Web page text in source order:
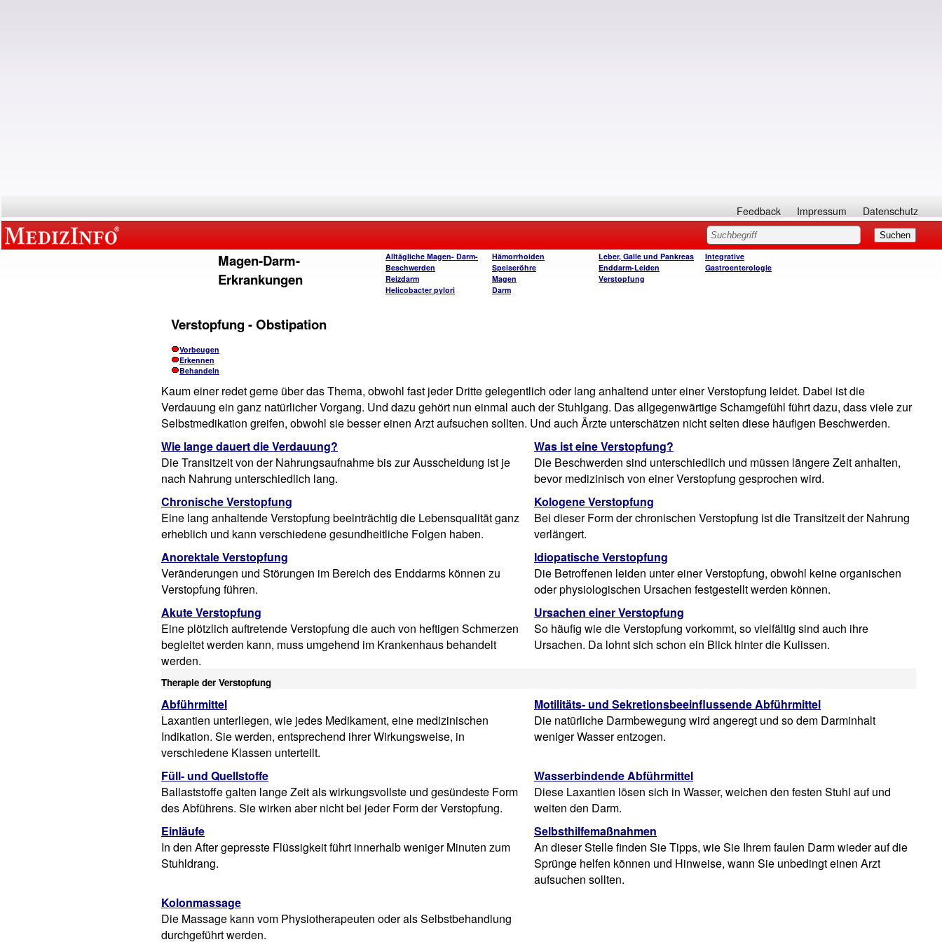
Feedback Impressum Datenschutz
Magen-Darm-
Erkrankungen
Alltägliche Magen- Darm-
Beschwerden
Reizdarm
Helicobacter pylori
Hämorrhoiden
Speiseröhre
Magen
Darm
Leber, Galle und Pankreas
Enddarm-Leiden
Verstopfung
Integrative
Gastroenterologie
Verstopfung - Obstipation
Vorbeugen
Erkennen
Behandeln
Kaum einer redet gerne über das Thema, obwohl fast jeder Dritte gelegentlich oder lang anhaltend unter einer Verstopfung leidet. Dabei ist die
Verdauung ein ganz natürlicher Vorgang. Und dazu gehört nun einmal auch der Stuhlgang. Das allgegenwärtige Schamgefühl führt dazu, dass viele zur
Selbstmedikation greifen, obwohl sie besser einen Arzt aufsuchen sollten. Und auch Ärzte unterschätzen nicht selten diese häufigen Beschwerden.
Wie lange dauert die Verdauung?
Die Transitzeit von der Nahrungsaufnahme bis zur Ausscheidung ist je
nach Nahrung unterschiedlich lang.
Was ist eine Verstopfung?
Die Beschwerden sind unterschiedlich und müssen längere Zeit anhalten,
bevor medizinisch von einer Verstopfung gesprochen wird.
Chronische Verstopfung
Eine lang anhaltende Verstopfung beeinträchtig die Lebensqualität ganz
erheblich und kann verschiedene gesundheitliche Folgen haben.
Kologene Verstopfung
Bei dieser Form der chronischen Verstopfung ist die Transitzeit der Nahrung
verlängert.
Anorektale Verstopfung
Veränderungen und Störungen im Bereich des Enddarms können zu
Verstopfung führen.
Idiopatische Verstopfung
Die Betroffenen leiden unter einer Verstopfung, obwohl keine organischen
oder physiologischen Ursachen festgestellt werden können.
Akute Verstopfung
Eine plötzlich auftretende Verstopfung die auch von heftigen Schmerzen
begleitet werden kann, muss umgehend im Krankenhaus behandelt
werden.
Ursachen einer Verstopfung
So häufig wie die Verstopfung vorkommt, so vielfältig sind auch ihre
Ursachen. Da lohnt sich schon ein Blick hinter die Kulissen.
Therapie der Verstopfung
Abführmittel
Laxantien unterliegen, wie jedes Medikament, eine medizinischen
Indikation. Sie werden, entsprechend ihrer Wirkungsweise, in
verschiedene Klassen unterteilt.
Motilitäts- und Sekretionsbeeinflussende Abführmittel
Die natürliche Darmbewegung wird angeregt und so dem Darminhalt
weniger Wasser entzogen.
Füll- und Quellstoffe
Ballaststoffe galten lange Zeit als wirkungsvollste und gesündeste Form
des Abführens. Sie wirken aber nicht bei jeder Form der Verstopfung.
Wasserbindende Abführmittel
Diese Laxantien lösen sich in Wasser, weichen den festen Stuhl auf und
weiten den Darm.
Einläufe
In den After gepresste Flüssigkeit führt innerhalb weniger Minuten zum
Stuhldrang.
Selbsthilfemaßnahmen
An dieser Stelle finden Sie Tipps, wie Sie Ihrem faulen Darm wieder auf die
Sprünge helfen können und Hinweise, wann Sie unbedingt einen Arzt
aufsuchen sollten.
Kolonmassage
Die Massage kann vom Physiotherapeuten oder als Selbstbehandlung
durchgeführt werden.